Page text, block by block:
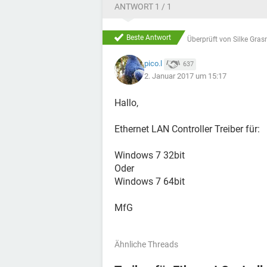
ANTWORT 1 / 1
Beste Antwort Überprüft von Silke
pico.l 637
2. Januar 2017 um 15:17
Hallo,
Ethernet LAN Controller Treiber für:
Windows 7 32bit
Oder
Windows 7 64bit
MfG
Ähnliche Threads